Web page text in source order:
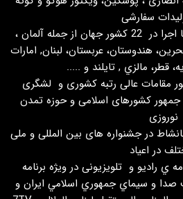
سفارشی
- حضور در مجامع بین الملل با اجرا در 22 كشور جهان از جمله آلمان ،
هندوستان، عربستان، لبنان, امارات
قطر، مالزي , تایلند و .....
مقامات عالی رتبه کشوری و لشگری
جمهور کشورهای اسلامی و حوزه تمدن
نوروزی
در جشنواره های بین المللی و ملی
در اعياد
ي رادیو و تلويزيونی در ويژه برنامه
و سيماي جمهوري اسلامي ايران و